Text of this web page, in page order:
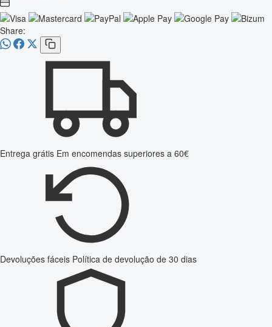
Share:
Entrega grátis Em encomendas superiores a 60€
Devoluções fáceis Política de devolução de 30 dias